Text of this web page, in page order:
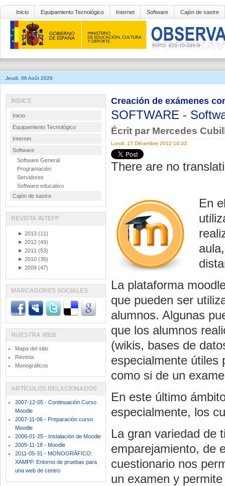
Inicio Equipamiento Tecnológico Internet Software Cajón de sastre
Jeudi, 06 Août 2026
Creación de exámenes
SOFTWARE -
Écrit par Mercedes
Lundi, 17 Décembre 2012 14:33
There are no
En
La plataforma
que pueden ser
alumnos. Algunas
que los alumnos
(wikis, bases de
especialmente útiles
como si de un
En este último
especialmente, los
La gran variedad de
emparejamiento, de
cuestionario nos
un examen y
ÍNDICE
Inicio
Equipamiento Tecnológico
Internet
Software
Software General
Programación
Servidores
Software educativo
Cajón de sastre
REVISTA INTEFP
► 2013 (11)
► 2012 (49)
► 2011 (53)
► 2010 (36)
► 2009 (47)
MARCADORES SOCIALES
NUESTRA WEB
Mapa del sitio
Revista
Monográficos
ARTÍCULOS RELACIONADOS
2007-12-05 - Continuación Curso
Moodle
2007-11-06 - Preparación curso
Moodle
2006-01-25 - Instalación de Moodle
2005-11-18 - Moodle
2011-05-31 - MONOGRÁFICO:
XAMPP. Entorno de pruebas para
una web de centro